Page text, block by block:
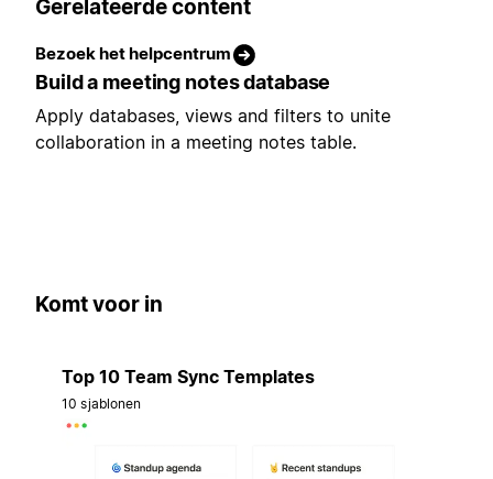
Gerelateerde content
Bezoek het helpcentrum
Build a meeting notes database
Apply databases, views and filters to unite
collaboration in a meeting notes table.
Komt voor in
Top 10 Team Sync Templates
10 sjablonen